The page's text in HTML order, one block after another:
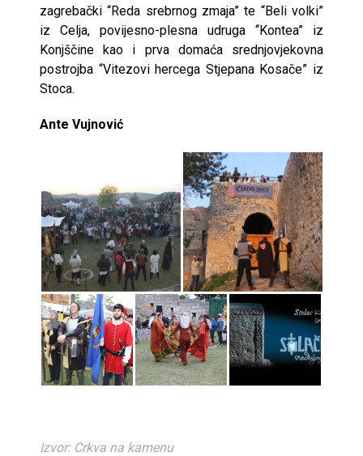
zagrebački “Reda srebrnog zmaja” te “Beli volki”
iz Celja, povijesno-plesna udruga “Kontea” iz
Konjščine kao i prva domaća srednjovjekovna
postrojba “Vitezovi hercega Stjepana Kosače” iz
Stoca.
Ante Vujnović
Izvor: Crkva na kamenu